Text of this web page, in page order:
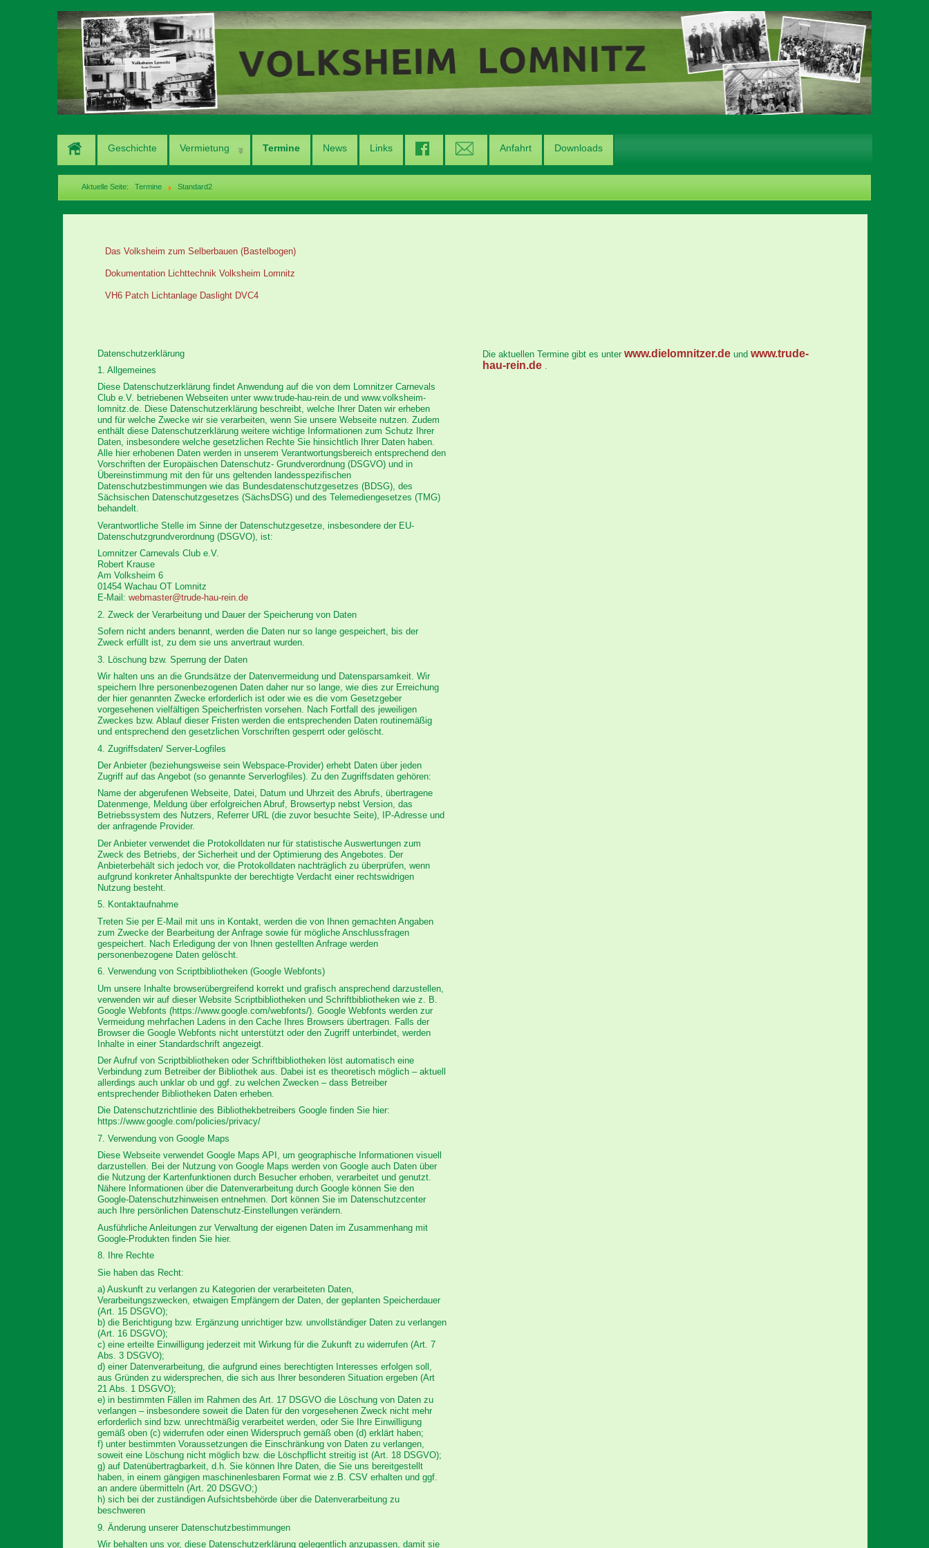
Geschichte Vermietung Termine News Links Anfahrt Downloads
Aktuelle Seite:Termine Standard2
Das Volksheim zum Selberbauen (Bastelbogen)
Dokumentation Lichttechnik Volksheim Lomnitz
VH6 Patch Lichtanlage Daslight DVC4
Datenschutzerklärung
1. Allgemeines
Diese Datenschutzerklärung findet Anwendung auf die von dem Lomnitzer Carnevals
Club e.V. betriebenen Webseiten unter www.trude-hau-rein.de und www.volksheim-
lomnitz.de. Diese Datenschutzerklärung beschreibt, welche Ihrer Daten wir erheben
und für welche Zwecke wir sie verarbeiten, wenn Sie unsere Webseite nutzen. Zudem
enthält diese Datenschutzerklärung weitere wichtige Informationen zum Schutz Ihrer
Daten, insbesondere welche gesetzlichen Rechte Sie hinsichtlich Ihrer Daten haben.
Alle hier erhobenen Daten werden in unserem Verantwortungsbereich entsprechend den
Vorschriften der Europäischen Datenschutz- Grundverordnung (DSGVO) und in
Übereinstimmung mit den für uns geltenden landesspezifischen
Datenschutzbestimmungen wie das Bundesdatenschutzgesetzes (BDSG), des
Sächsischen Datenschutzgesetzes (SächsDSG) und des Telemediengesetzes (TMG)
behandelt.
Verantwortliche Stelle im Sinne der Datenschutzgesetze, insbesondere der EU-
Datenschutzgrundverordnung (DSGVO), ist:
Lomnitzer Carnevals Club e.V.
Robert Krause
Am Volksheim 6
01454 Wachau OT Lomnitz
E-Mail: webmaster@trude-hau-rein.de
2. Zweck der Verarbeitung und Dauer der Speicherung von Daten
Sofern nicht anders benannt, werden die Daten nur so lange gespeichert, bis der
Zweck erfüllt ist, zu dem sie uns anvertraut wurden.
3. Löschung bzw. Sperrung der Daten
Wir halten uns an die Grundsätze der Datenvermeidung und Datensparsamkeit. Wir
speichern Ihre personenbezogenen Daten daher nur so lange, wie dies zur Erreichung
der hier genannten Zwecke erforderlich ist oder wie es die vom Gesetzgeber
vorgesehenen vielfältigen Speicherfristen vorsehen. Nach Fortfall des jeweiligen
Zweckes bzw. Ablauf dieser Fristen werden die entsprechenden Daten routinemäßig
und entsprechend den gesetzlichen Vorschriften gesperrt oder gelöscht.
4. Zugriffsdaten/ Server-Logfiles
Der Anbieter (beziehungsweise sein Webspace-Provider) erhebt Daten über jeden
Zugriff auf das Angebot (so genannte Serverlogfiles). Zu den Zugriffsdaten gehören:
Name der abgerufenen Webseite, Datei, Datum und Uhrzeit des Abrufs, übertragene
Datenmenge, Meldung über erfolgreichen Abruf, Browsertyp nebst Version, das
Betriebssystem des Nutzers, Referrer URL (die zuvor besuchte Seite), IP-Adresse und
der anfragende Provider.
Der Anbieter verwendet die Protokolldaten nur für statistische Auswertungen zum
Zweck des Betriebs, der Sicherheit und der Optimierung des Angebotes. Der
Anbieterbehält sich jedoch vor, die Protokolldaten nachträglich zu überprüfen, wenn
aufgrund konkreter Anhaltspunkte der berechtigte Verdacht einer rechtswidrigen
Nutzung besteht.
5. Kontaktaufnahme
Treten Sie per E-Mail mit uns in Kontakt, werden die von Ihnen gemachten Angaben
zum Zwecke der Bearbeitung der Anfrage sowie für mögliche Anschlussfragen
gespeichert. Nach Erledigung der von Ihnen gestellten Anfrage werden
personenbezogene Daten gelöscht.
6. Verwendung von Scriptbibliotheken (Google Webfonts)
Um unsere Inhalte browserübergreifend korrekt und grafisch ansprechend darzustellen,
verwenden wir auf dieser Website Scriptbibliotheken und Schriftbibliotheken wie z. B.
Google Webfonts (https://www.google.com/webfonts/). Google Webfonts werden zur
Vermeidung mehrfachen Ladens in den Cache Ihres Browsers übertragen. Falls der
Browser die Google Webfonts nicht unterstützt oder den Zugriff unterbindet, werden
Inhalte in einer Standardschrift angezeigt.
Der Aufruf von Scriptbibliotheken oder Schriftbibliotheken löst automatisch eine
Verbindung zum Betreiber der Bibliothek aus. Dabei ist es theoretisch möglich – aktuell
allerdings auch unklar ob und ggf. zu welchen Zwecken – dass Betreiber
entsprechender Bibliotheken Daten erheben.
Die Datenschutzrichtlinie des Bibliothekbetreibers Google finden Sie hier:
https://www.google.com/policies/privacy/
7. Verwendung von Google Maps
Diese Webseite verwendet Google Maps API, um geographische Informationen visuell
darzustellen. Bei der Nutzung von Google Maps werden von Google auch Daten über
die Nutzung der Kartenfunktionen durch Besucher erhoben, verarbeitet und genutzt.
Nähere Informationen über die Datenverarbeitung durch Google können Sie den
Google-Datenschutzhinweisen entnehmen. Dort können Sie im Datenschutzcenter
auch Ihre persönlichen Datenschutz-Einstellungen verändern.
Ausführliche Anleitungen zur Verwaltung der eigenen Daten im Zusammenhang mit
Google-Produkten finden Sie hier.
8. Ihre Rechte
Sie haben das Recht:
a) Auskunft zu verlangen zu Kategorien der verarbeiteten Daten,
Verarbeitungszwecken, etwaigen Empfängern der Daten, der geplanten Speicherdauer
(Art. 15 DSGVO);
b) die Berichtigung bzw. Ergänzung unrichtiger bzw. unvollständiger Daten zu verlangen
(Art. 16 DSGVO);
c) eine erteilte Einwilligung jederzeit mit Wirkung für die Zukunft zu widerrufen (Art. 7
Abs. 3 DSGVO);
d) einer Datenverarbeitung, die aufgrund eines berechtigten Interesses erfolgen soll,
aus Gründen zu widersprechen, die sich aus Ihrer besonderen Situation ergeben (Art
21 Abs. 1 DSGVO);
e) in bestimmten Fällen im Rahmen des Art. 17 DSGVO die Löschung von Daten zu
verlangen – insbesondere soweit die Daten für den vorgesehenen Zweck nicht mehr
erforderlich sind bzw. unrechtmäßig verarbeitet werden, oder Sie Ihre Einwilligung
gemäß oben (c) widerrufen oder einen Widerspruch gemäß oben (d) erklärt haben;
f) unter bestimmten Voraussetzungen die Einschränkung von Daten zu verlangen,
soweit eine Löschung nicht möglich bzw. die Löschpflicht streitig ist (Art. 18 DSGVO);
g) auf Datenübertragbarkeit, d.h. Sie können Ihre Daten, die Sie uns bereitgestellt
haben, in einem gängigen maschinenlesbaren Format wie z.B. CSV erhalten und ggf.
an andere übermitteln (Art. 20 DSGVO;)
h) sich bei der zuständigen Aufsichtsbehörde über die Datenverarbeitung zu
beschweren
9. Änderung unserer Datenschutzbestimmungen
Wir behalten uns vor, diese Datenschutzerklärung gelegentlich anzupassen, damit sie
Die aktuellen Termine gibt es unter www.dielomnitzer.de und www.trude-
hau-rein.de.